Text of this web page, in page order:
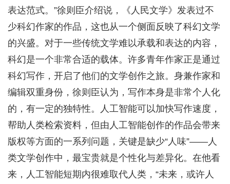
表达范式。”徐则臣介绍说，《人民文学》发表过不
少科幻作家的作品，这也从一个侧面反映了科幻文学
的兴盛。对于一些传统文学难以承载和表达的内容，
科幻是一个非常合适的载体。许多青年作家正是通过
科幻写作，开启了他们的文学创作之旅。身兼作家和
编辑双重身份，徐则臣认为，写作本身是非常个人化
的，有一定的独特性。人工智能可以加快写作速度，
帮助人类检索资料，但由人工智能创作的作品会带来
版权等方面的一系列问题，关键是缺少“人味”——人
类文学创作中，最宝贵就是个性化与差异化。在他看
来，人工智能短期内很难取代人类，“未来，或许人